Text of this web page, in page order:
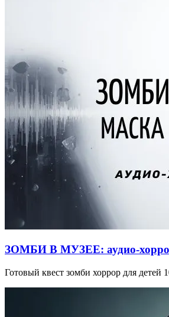
ЗОМБИ В МУЗЕЕ: аудио-
Готовый квест зомби хоррор для детей